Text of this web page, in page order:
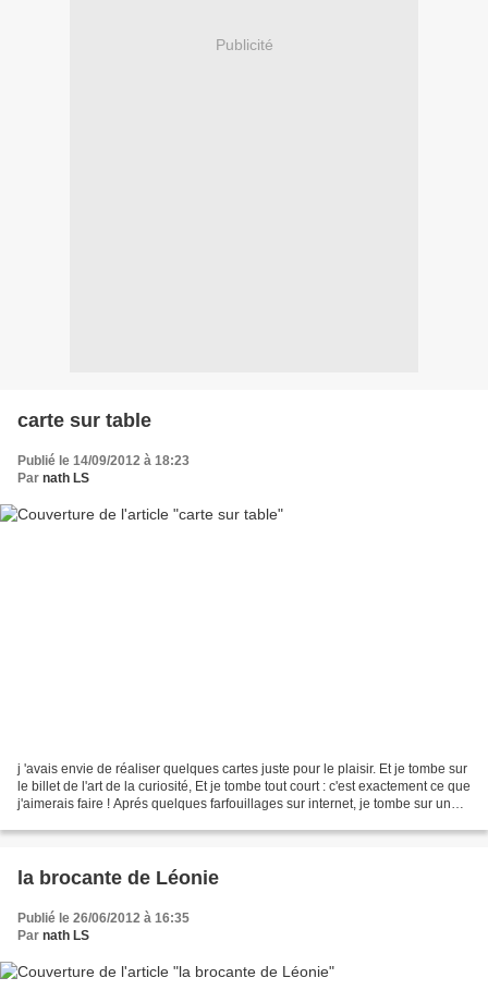
Publicité
carte sur table
Publié le 14/09/2012 à 18:23
Par nath LS
j 'avais envie de réaliser quelques cartes juste pour le plaisir. Et je tombe sur
le billet de l'art de la curiosité, Et je tombe tout court : c'est exactement ce que
j'aimerais faire ! Aprés quelques farfouillages sur internet, je tombe sur un
la brocante de Léonie
Publié le 26/06/2012 à 16:35
Par nath LS